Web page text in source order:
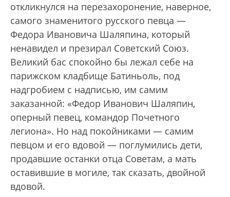
откликнулся на перезахоронение, наверное,
самого знаменитого русского певца —
Федора Ивановича Шаляпина, который
ненавидел и презирал Советский Союз.
Великий бас спокойно бы лежал себе на
парижском кладбище Батиньоль, под
надгробием с надписью, им самим
заказанной: «Федор Иванович Шаляпин,
оперный певец, командор Почетного
легиона». Но над покойниками — самим
певцом и его вдовой — поглумились дети,
продавшие останки отца Советам, а мать
оставившие в могиле, так сказать, двойной
вдовой.